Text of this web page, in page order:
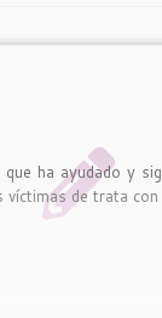
ha ayudado y
víctimas de trata